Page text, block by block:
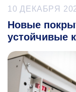
10 ДЕКАБРЯ
Новые
устойчивые